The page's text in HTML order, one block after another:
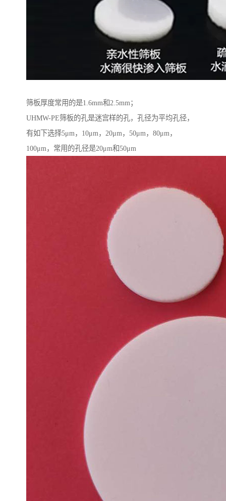
筛板厚度常用的是1.6mm和2.5mm；
UHMW-PE筛板的孔是迷宫样的孔，孔径为平均孔径，
有如下选择5μm，10μm，20μm，50μm，80μm，
100μm，常用的孔径是20μm和50μm